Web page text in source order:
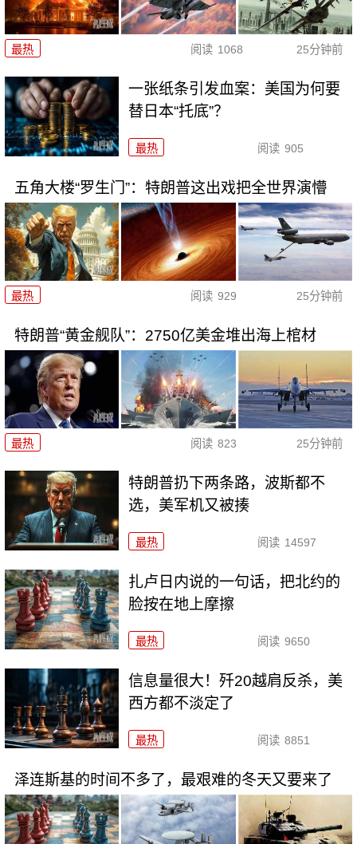
最热 阅读 1068 25分钟前
一张纸条引发血案：美国为何要
替日本“托底”？
最热 阅读 905
五角大楼“罗生门”：特朗普这出戏把全世界演懵
最热 阅读 929 25分钟前
特朗普“黄金舰队”：2750亿美金堆出海上棺材
最热 阅读 823 25分钟前
特朗普扔下两条路，波斯都不
选，美军机又被揍
最热 阅读 14597
扎卢日内说的一句话，把北约的
脸按在地上摩擦
最热 阅读 9650
信息量很大！歼20越肩反杀，美
西方都不淡定了
最热 阅读 8851
泽连斯基的时间不多了，最艰难的冬天又要来了